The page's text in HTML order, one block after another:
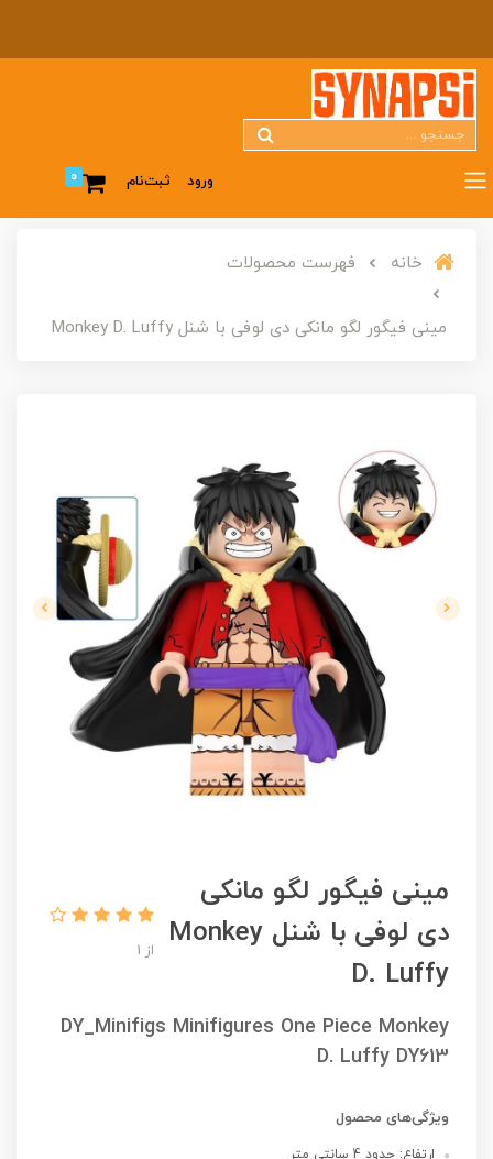
ورود ثبت‌نام 0
خانه فهرست محصولات
مینی فیگور لگو مانکی دی لوفی با شنل Monkey D. Luffy
مینی فیگور لگو مانکی
دی لوفی با شنل Monkey
D. Luffy
از 1
DY_Minifigs Minifigures One Piece Monkey
D. Luffy DY613
ویژگی‌های محصول
ارتفاع: حدود 4 سانتی متر